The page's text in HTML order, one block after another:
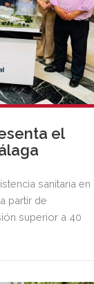
el
sanitaria en
partir de
superior a 40